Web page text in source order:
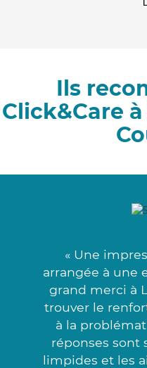
Ils
Click&Care
« Une
arrangée à une
grand merci à
trouver le
à la
réponses sont
limpides et les